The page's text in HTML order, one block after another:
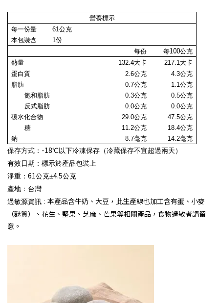
營養標示
每一份量
61公克
本包裝含
1份
每份
每100公克
熱量
132.4大卡 217.1大卡
蛋白質
2.6公克 4.3公克
脂肪
0.7公克 1.1公克
飽和脂肪
0.3公克 0.5公克
反式脂肪
0.0公克 0.0公克
碳水化合物
29.0公克 47.5公克
糖
11.2公克
18.4公克
鈉
8.7毫克 14.2毫克
保存方式： -18℃以下冷凍保存（冷藏保存不宜超過兩天）
有效日期：標示於產品包裝上
淨重： 61公克±4.5公克
產地 ： 台灣
過敏源資訊 : 本產品含牛奶、大豆，此生產線也加工含有蛋、小麥
（麩質）、花生、堅果、芝麻、芒果等相關產品，食物過敏者請留
意。